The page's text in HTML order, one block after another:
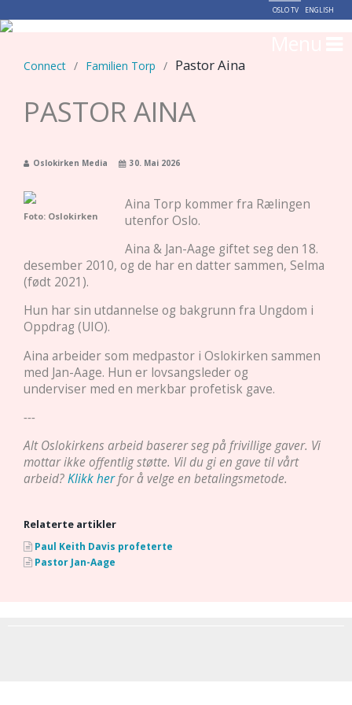
OSLO TV ENGLISH
Connect / Familien Torp / Pastor Aina
PASTOR AINA
Oslokirken Media 30. Mai 2026
Foto: Oslokirken
Aina Torp kommer fra Rælingen
utenfor Oslo.
Aina & Jan-Aage giftet seg den 18.
desember 2010, og de har en datter sammen, Selma
(født 2021).
Hun har sin utdannelse og bakgrunn fra Ungdom i
Oppdrag (UIO).
Aina arbeider som medpastor i Oslokirken sammen
med Jan-Aage. Hun er lovsangsleder og
underviser med en merkbar profetisk gave.
---
Alt Oslokirkens arbeid baserer seg på frivillige gaver. Vi
mottar ikke offentlig støtte. Vil du gi en gave til vårt
arbeid?Klikk herfor å velge en betalingsmetode.
Relaterte artikler
Paul Keith Davis profeterte
Pastor Jan-Aage